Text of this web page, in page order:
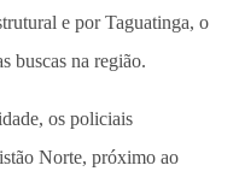
e por Taguatinga, o
buscas na região.
os policiais
Norte, próximo ao